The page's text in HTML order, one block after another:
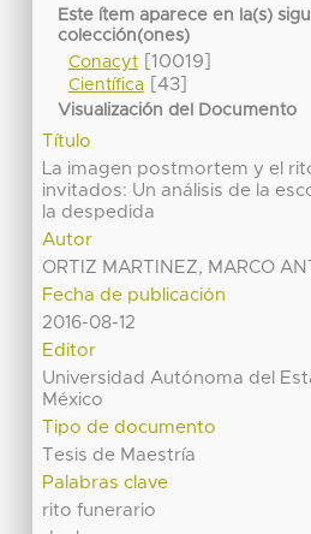
Este ítem aparece en la(s)
colección(ones)
Conacyt[10019]
Científica[43]
Visualización del Documento
Título
La imagen postmortem y el
invitados: Un análisis de la
la despedida
Autor
ORTIZ MARTINEZ, MARCO
Fecha de publicación
2016-08-12
Editor
Universidad Autónoma del
México
Tipo de documento
Tesis de Maestría
Palabras clave
rito funerario